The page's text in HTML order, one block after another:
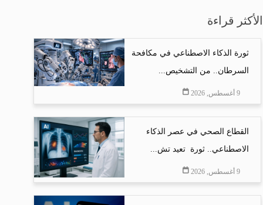
الأكثر قراءة
ثورة الذكاء الاصطناعي في مكافحة
السرطان.. من التشخيص...
9 أغسطس, 2026
القطاع الصحي في عصر الذكاء
الاصطناعي.. ثورة تعيد تش...
9 أغسطس, 2026